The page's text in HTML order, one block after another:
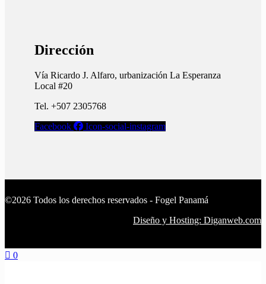
Dirección
Vía Ricardo J. Alfaro, urbanización La Esperanza
Local #20
Tel. +507 2305768
Facebook
Icon-social-instagram
©2026 Todos los derechos reservados - Fogel Panamá
Diseño y Hosting: Diganweb.com
0